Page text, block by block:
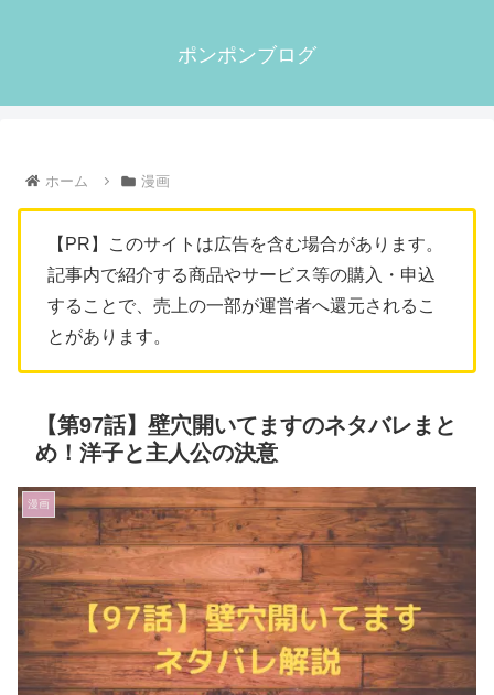
ポンポンブログ
ホーム 漫画
【PR】このサイトは広告を含む場合があります。
記事内で紹介する商品やサービス等の購入・申込
することで、売上の一部が運営者へ還元されるこ
とがあります。
【第97話】壁穴開いてますのネタバレまと
め！洋子と主人公の決意
漫画